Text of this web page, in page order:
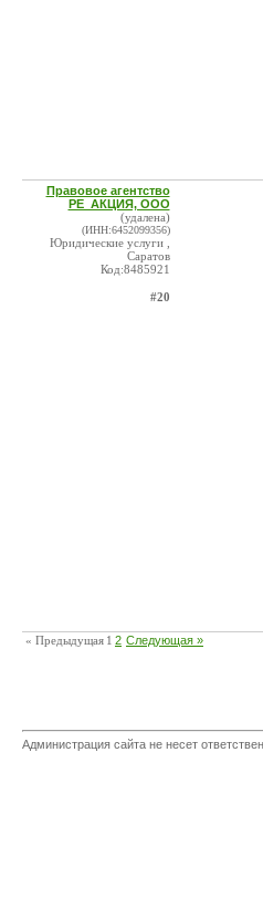
Правовое агентство
РЕ_АКЦИЯ, ООО
(удалена)
(ИНН:6452099356)
Юридические услуги ,
Саратов
Код:8485921
#20
« Предыдущая 1 2 Следующая »
Администрация сайта не несет